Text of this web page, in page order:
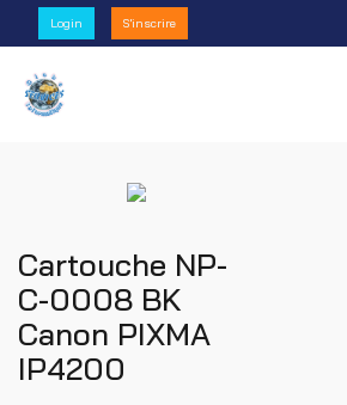
Login S'inscrire
Cartouche NP-
C-0008 BK
Canon PIXMA
IP4200